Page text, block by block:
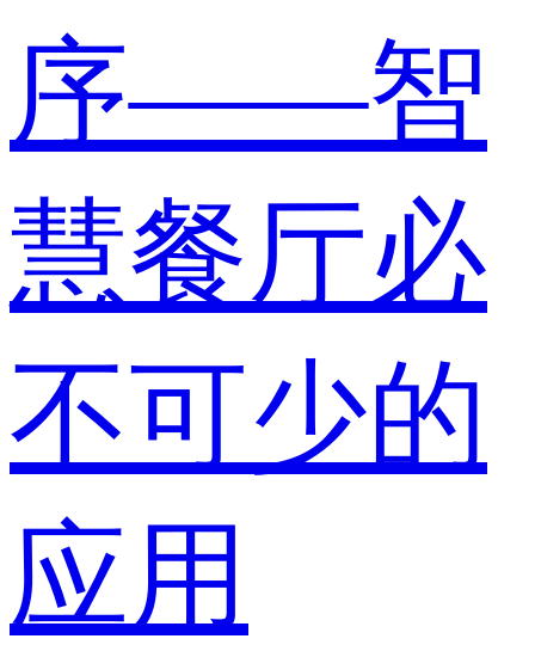
序——智
慧餐厅必
不可少的
应用